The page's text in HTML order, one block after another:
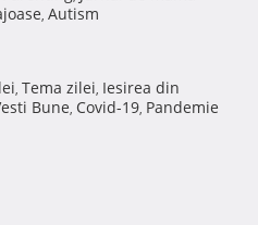
, Autism
, Tema zilei, Iesirea din
Bune, Covid-19, Pandemie